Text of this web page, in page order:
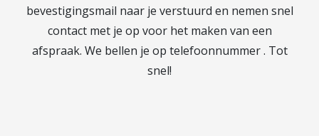
Huuraanbod
Bestaande bouw
Internationaal
bevestigingsmail naar je verstuurd en nemen snel
contact met je op voor het maken van een
afspraak. We bellen je op telefoonnummer . Tot
snel!